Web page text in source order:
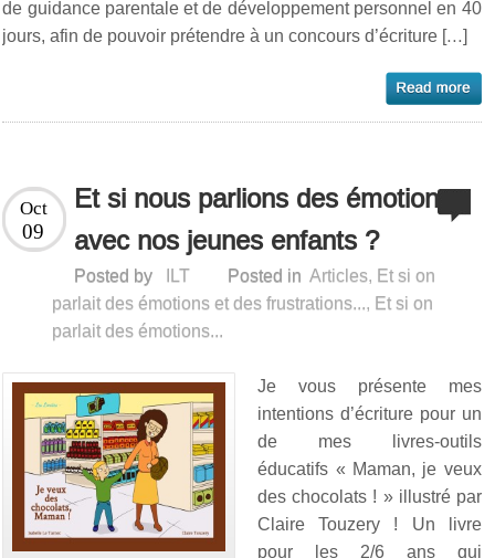
de guidance parentale et de développement personnel en 40
jours, afin de pouvoir prétendre à un concours d’écriture […]
Et si nous parlions des émotions
avec nos jeunes enfants ?
Oct
09
Posted by ILT Posted in Articles, Et si on
parlait des émotions et des frustrations..., Et si on
parlait des émotions...
Je vous présente mes
intentions d’écriture pour un
de mes livres-outils
éducatifs « Maman, je veux
des chocolats ! » illustré par
Claire Touzery ! Un livre
pour les 2/6 ans qui